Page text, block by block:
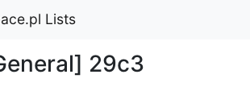
Lists
29c3